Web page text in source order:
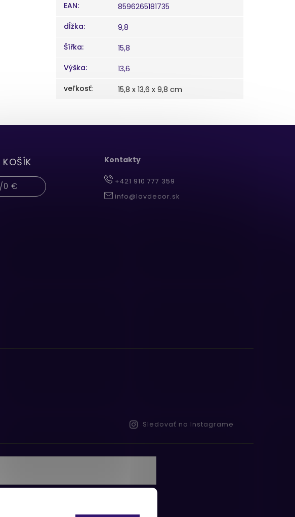
EAN:
8596265181735
dĺžka:
9,8
Šířka:
15,8
Výška:
13,6
veľkosť: 15,8 x 13,6 x 9,8 cm
0 €
Kontakty
+421 910 777 359
info@lavdecor.sk
Sledovať na Instagrame